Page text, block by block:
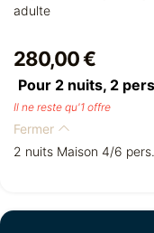
adulte
280,00 €
Pour 2 nuits, 2
Il ne reste qu'1 offre
Fermer
2 nuits Maison 4/6